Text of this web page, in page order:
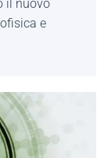
il nuovo
e